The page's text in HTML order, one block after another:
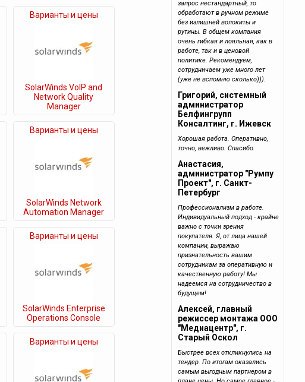
Варианты и цены
SolarWinds VoIP and
Network Quality
Manager
Варианты и цены
SolarWinds Network
Automation Manager
Варианты и цены
SolarWinds Enterprise
Operations Console
Варианты и цены
запрос нестандартный, то
обработают в ручном режиме
без излишней волокиты и
рутины. В общем компания
очень гибкая и лояльная, как в
работе, так и в ценовой
политике. Рекомендуем,
сотрудничаем уже много лет
(уже не вспомню сколько))).
Григорий, системный
администратор
Белфингрупп
Консалтинг, г. Ижевск
Хорошая работа. Оперативно,
точно, вежливо. Спасибо.
Анастасия,
администратор "Румпу
Проект", г. Санкт-
Петербург
Профессионализм в работе.
Индивидуальный подход - крайне
важно с точки зрения
покупателя. Я, от лица нашей
компании, выражаю
признательность вашим
сотрудникам за оперативную и
качественную работу! Мы
надеемся на сотрудничество в
будущем!
Алексей, главный
режиссер монтажа ООО
"Медиацентр", г.
Старый Оскол
Быстрее всех откликнулись на
тендер. По итогам оказались
самым выгодным партнером в